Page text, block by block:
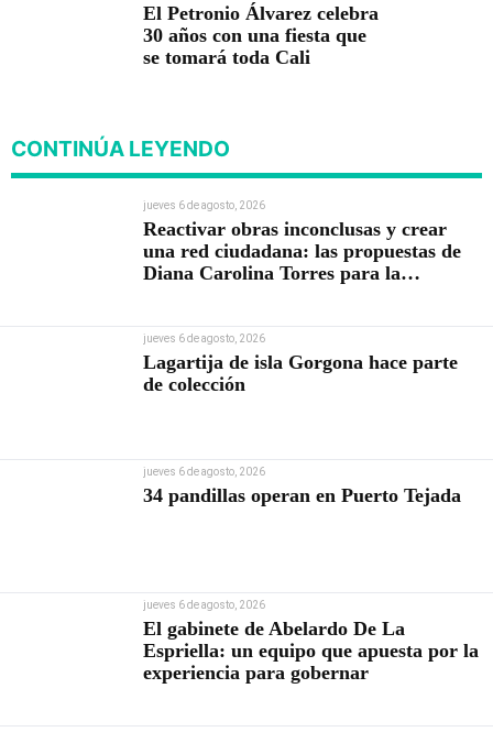
El Petronio Álvarez celebra
30 años con una fiesta que
se tomará toda Cali
CONTINÚA LEYENDO
jueves 6 de agosto, 2026
Reactivar obras inconclusas y crear
una red ciudadana: las propuestas de
Diana Carolina Torres para la
jueves 6 de agosto, 2026
Lagartija de isla Gorgona hace parte
de colección
jueves 6 de agosto, 2026
34 pandillas operan en Puerto Tejada
jueves 6 de agosto, 2026
El gabinete de Abelardo De La
Espriella: un equipo que apuesta por la
experiencia para gobernar